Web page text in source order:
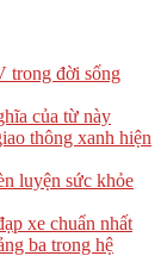
trong đời sống
của từ này
thông xanh hiện
luyện sức khỏe
xe chuẩn nhất
ba trong hệ